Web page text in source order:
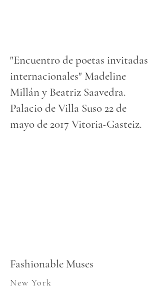
"Encuentro de poetas invitadas
internacionales" Madeline
Millán y Beatriz Saavedra.
Palacio de Villa Suso 22 de
mayo de 2017 Vitoria-Gasteiz.
Fashionable Muses
New York